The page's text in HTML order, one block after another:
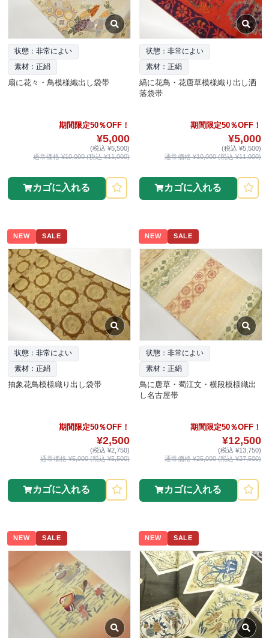
状態：非常によい
素材：正絹
扇に花々・鳥模様織出し袋帯
期間限定50％OFF！
¥5,000
(税込 ¥5,500)
通常価格 ¥10,000 (税込 ¥11,000)
カゴに入れる
状態：非常によい
素材：正絹
縞に花鳥・花唐草模様織り出し洒
落袋帯
期間限定50％OFF！
¥5,000
(税込 ¥5,500)
通常価格 ¥10,000 (税込 ¥11,000)
カゴに入れる
NEW SALE
状態：非常によい
素材：正絹
抽象花鳥模様織り出し袋帯
期間限定50％OFF！
¥2,500
(税込 ¥2,750)
通常価格 ¥5,000 (税込 ¥5,500)
カゴに入れる
NEW SALE
状態：非常によい
素材：正絹
鳥に唐草・蜀江文・横段模様織出
し名古屋帯
期間限定50％OFF！
¥12,500
(税込 ¥13,750)
通常価格 ¥25,000 (税込 ¥27,500)
カゴに入れる
NEW SALE NEW SALE